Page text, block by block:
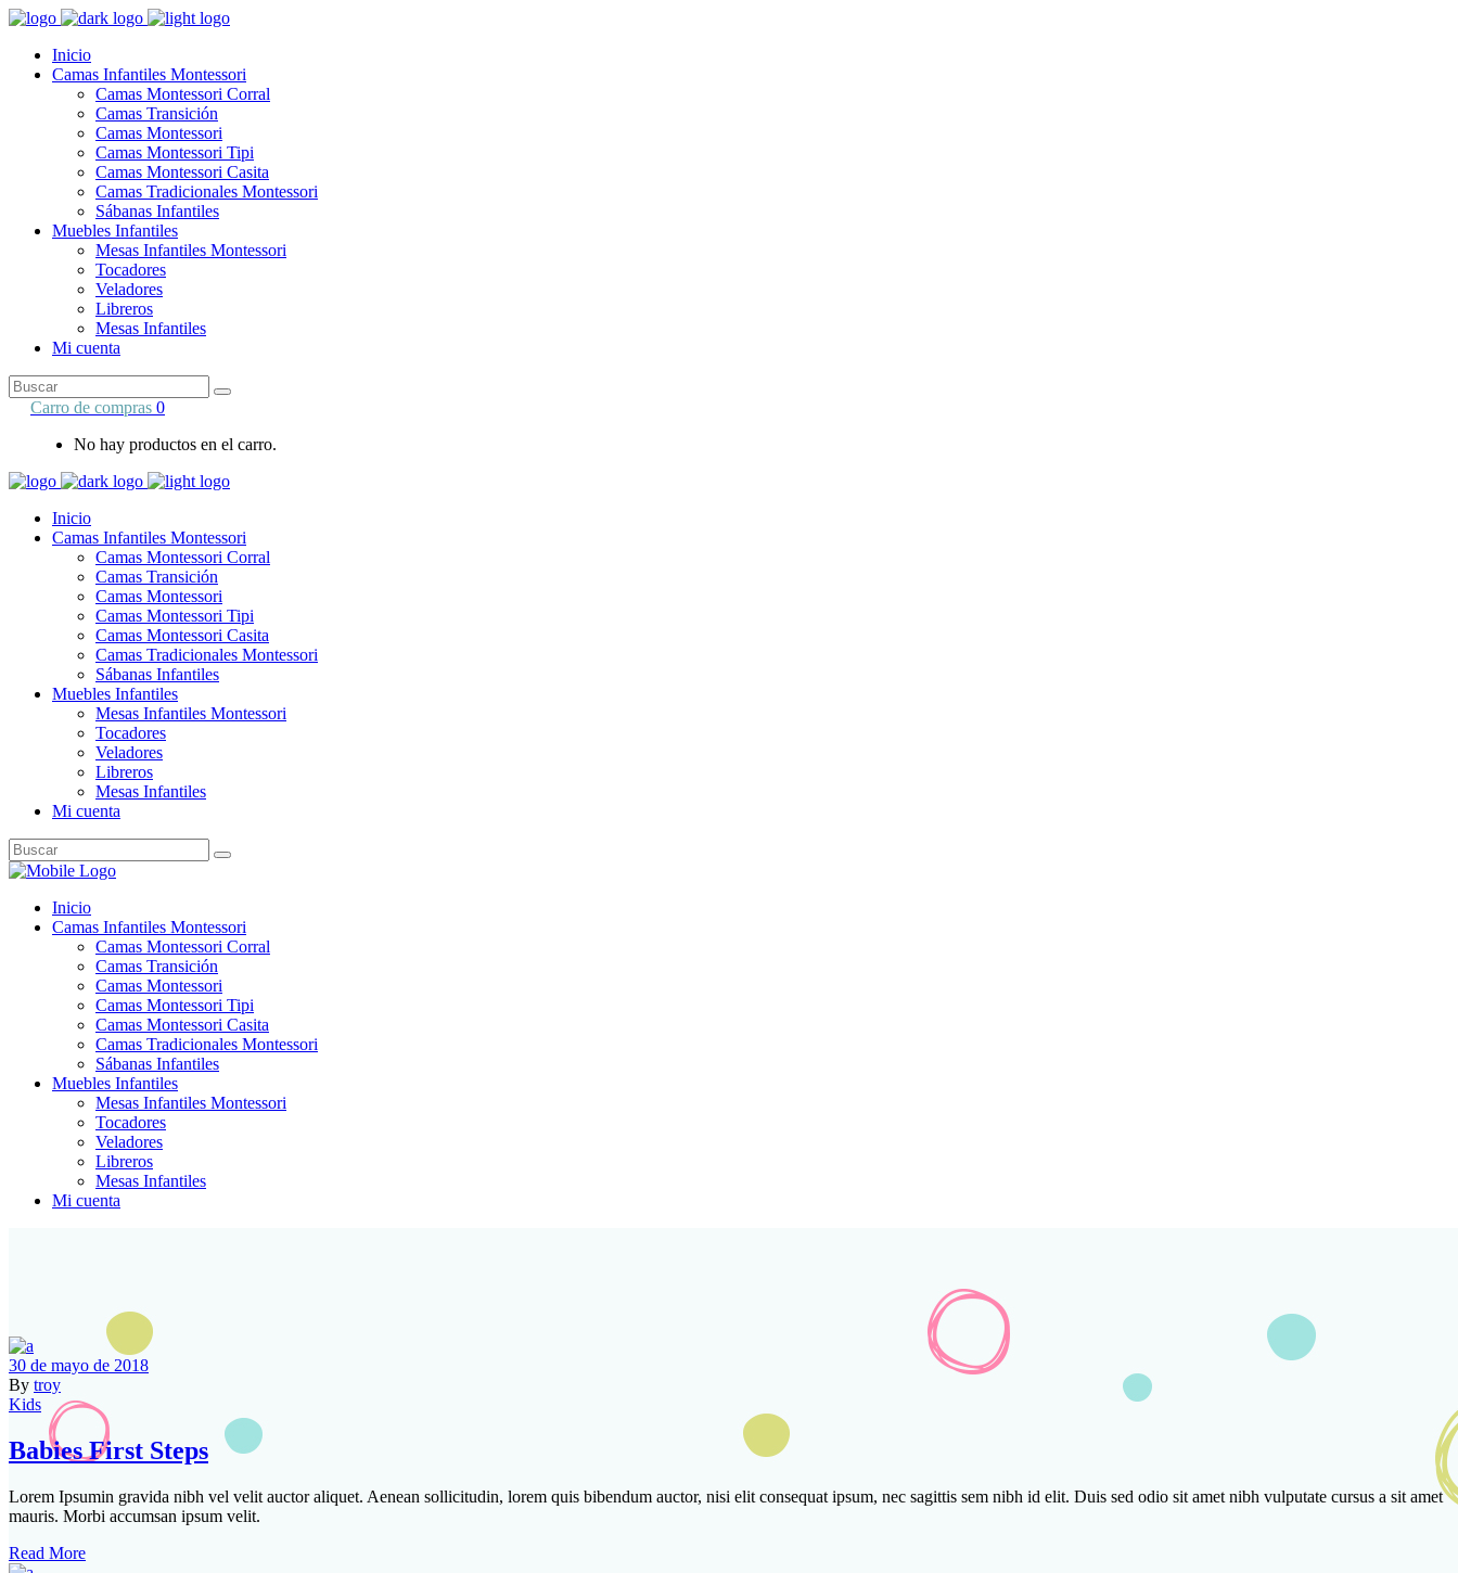
Inicio
Camas Infantiles Montessori
Camas Montessori Corral
Camas Transición
Camas Montessori
Camas Montessori Tipi
Camas Montessori Casita
Camas Tradicionales Montessori
Sábanas Infantiles
Muebles Infantiles
Mesas Infantiles Montessori
Tocadores
Veladores
Libreros
Mesas Infantiles
Mi cuenta
Search
for:Carro de compras 0
No hay productos en el carro.
Inicio
Camas Infantiles Montessori
Camas Montessori Corral
Camas Transición
Camas Montessori
Camas Montessori Tipi
Camas Montessori Casita
Camas Tradicionales Montessori
Sábanas Infantiles
Muebles Infantiles
Mesas Infantiles Montessori
Tocadores
Veladores
Libreros
Mesas Infantiles
Mi cuenta
Search
for:
Inicio
Camas Infantiles Montessori
Camas Montessori Corral
Camas Transición
Camas Montessori
Camas Montessori Tipi
Camas Montessori Casita
Camas Tradicionales Montessori
Sábanas Infantiles
Muebles Infantiles
Mesas Infantiles Montessori
Tocadores
Veladores
Libreros
Mesas Infantiles
Mi cuenta
30 de mayo de 2018
By troy
Kids
Babies First Steps
Lorem Ipsumin gravida nibh vel velit auctor aliquet. Aenean sollicitudin, lorem quis bibendum auctor, nisi elit consequat ipsum, nec sagittis sem nibh id elit. Duis sed odio sit amet nibh vulputate cursus a sit amet
mauris. Morbi accumsan ipsum velit.
Read More